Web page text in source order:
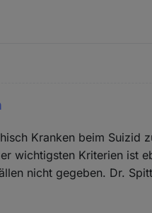
Kranken beim Suizid
wichtigsten Kriterien ist
nicht gegeben. Dr.